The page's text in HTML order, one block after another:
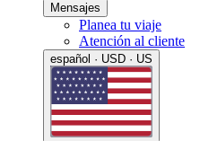
Mensajes
Planea tu viaje
Atención al cliente
español · USD · US